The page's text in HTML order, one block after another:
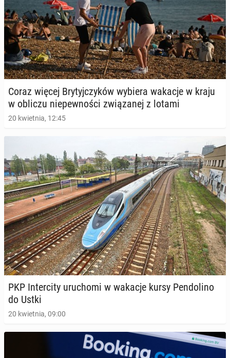
Coraz więcej Bry­tyj­czy­ków wybiera wakacje w kraju
w obliczu nie­pew­no­ści zwią­za­nej z lotami
20 kwietnia, 12:45
PKP In­ter­ci­ty uru­cho­mi w wakacje kursy Pen­do­li­no
do Ustki
20 kwietnia, 09:00